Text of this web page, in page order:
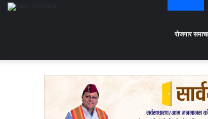
रोजगार